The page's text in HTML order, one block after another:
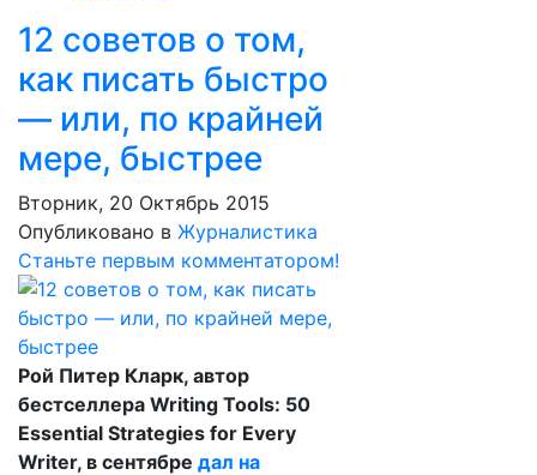
12 советов о том,
как писать быстро
— или, по крайней
мере, быстрее
Вторник, 20 Октябрь 2015
Опубликовано в Журналистика
Станьте первым комментатором!
Рой Питер Кларк, автор
бестселлера Writing Tools: 50
Essential Strategies for Every
Writer, в сентябре дал на